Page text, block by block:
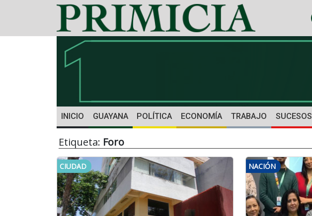
INICIO GUAYANA POLÍTICA ECONOMÍA TRABAJO SUCESOS
Etiqueta: Foro
CIUDAD NACIÓN